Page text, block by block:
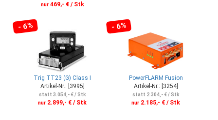
nur469,- € / Stk
- 6%
Trig TT23 (G) Class I
Artikel-Nr.: [3995]
statt 3.054,- € / Stk
nur 2.899,- € / Stk
- 6%
PowerFLARM Fusion
Artikel-Nr.: [3254]
statt 2.304,- € / Stk
nur 2.185,- € / Stk